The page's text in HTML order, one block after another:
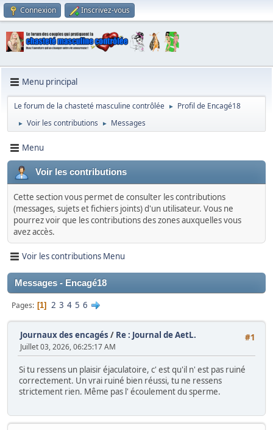
Connexion Inscrivez-vous
Menu principal
Le forum de la chasteté masculine contrôlée ► Profil de Encagé18
► Voir les contributions ► Messages
Menu
Voir les contributions
Cette section vous permet de consulter les contributions
(messages, sujets et fichiers joints) d'un utilisateur. Vous ne
pourrez voir que les contributions des zones auxquelles vous
avez accès.
Voir les contributions Menu
Messages - Encagé18
Pages 1 2 3 4 5 6
#1
Journaux des encagés / Re : Journal de AetL.
Juillet 03, 2026, 06:25:17 AM
Si tu ressens un plaisir éjaculatoire, c' est qu'il n' est pas ruiné
correctement. Un vrai ruiné bien réussi, tu ne ressens
strictement rien. Même pas l' écoulement du sperme.